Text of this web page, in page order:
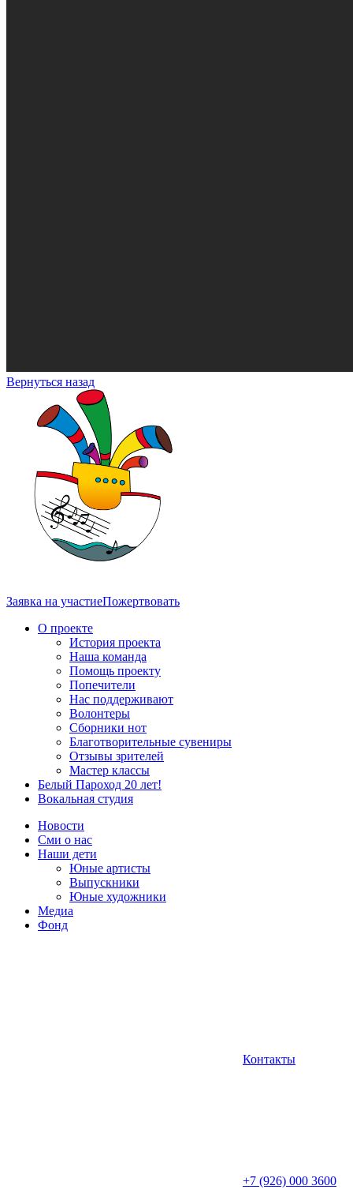
Вернуться назад
Заявка на участиеПожертвовать
О проекте
История проекта
Наша команда
Помощь проекту
Попечители
Нас поддерживают
Волонтеры
Сборники нот
Благотворительные сувениры
Отзывы зрителей
Мастер классы
Белый Пароход 20 лет!
Вокальная студия
Новости
Сми о нас
Наши дети
Юные артисты
Выпускники
Юные художники
Медиа
Фонд
Контакты
+7 (926) 000 3600